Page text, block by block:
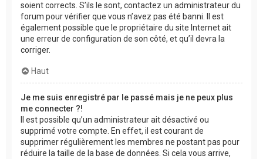
soient corrects. S’ils le sont, contactez un administrateur du
forum pour vérifier que vous n’avez pas été banni. Il est
également possible que le propriétaire du site Internet ait
une erreur de configuration de son côté, et qu’il devra la
corriger.
Haut
Je me suis enregistré par le passé mais je ne peux plus
me connecter ?!
Il est possible qu’un administrateur ait désactivé ou
supprimé votre compte. En effet, il est courant de
supprimer régulièrement les membres ne postant pas pour
réduire la taille de la base de données. Si cela vous arrive,